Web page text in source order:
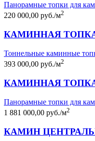
Панорамные топки для
220 000,00 руб./м2
КАМИННАЯ ТОПКА
Тоннельные каминные
393 000,00 руб./м2
КАМИННАЯ ТОПКА
Панорамные топки для
1 881 000,00 руб./м2
КАМИН